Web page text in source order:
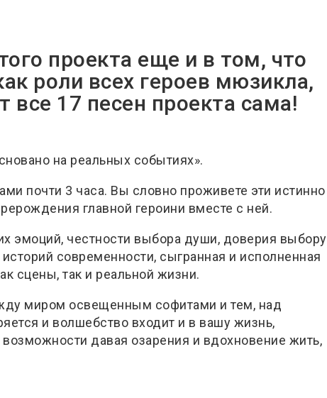
проекта еще и в том, что
роли всех героев мюзикла,
все 17 песен проекта сама!
на реальных событиях».
почти 3 часа. Вы словно проживете эти истинно
главной героини вместе с ней.
эмоций, честности выбора души, доверия выбору
современности, сыгранная и исполненная
сцены, так и реальной жизни.
миром освещенным софитами и тем, над
и волшебство входит и в вашу жизнь,
давая озарения и вдохновение жить,